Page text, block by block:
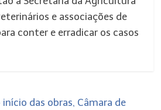
e associações de
conter e erradicar os casos
das obras, Câmara de